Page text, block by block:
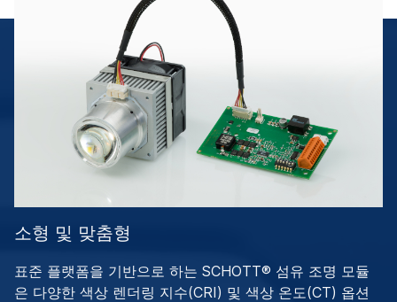
소형 및 맞춤형
표준 플랫폼을 기반으로 하는 SCHOTT® 섬유 조명 모듈
은 다양한 색상 렌더링 지수(CRI) 및 색상 온도(CT) 옵션